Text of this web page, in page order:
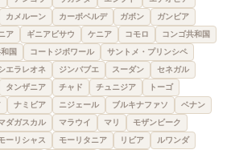
カメルーン カーボベルデ ガボン
ガンビア
ア ギニアビサウ ケニア コモロ
コンゴ共和国
国
コートジボワール
サントメ・プリンシペ
エラレオネ ジンバブエ スーダン
セネガル
タンザニア チャド チュニジア
トーゴ
ナミビア ニジェール ブルキナファソ
ベナン
ダガスカル マラウイ マリ
モザンビーク
ーリシャス モーリタニア リビア
ルワンダ